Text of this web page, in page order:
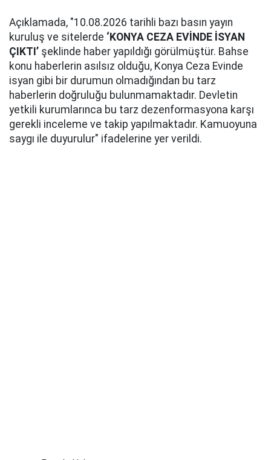
Açıklamada, "10.08.2026 tarihli bazı basın yayın
kuruluş ve sitelerde ‘KONYA CEZA EVİNDE İSYAN
ÇIKTI’ şeklinde haber yapıldığı görülmüştür. Bahse
konu haberlerin asılsız olduğu, Konya Ceza Evinde
isyan gibi bir durumun olmadığından bu tarz
haberlerin doğruluğu bulunmamaktadır. Devletin
yetkili kurumlarınca bu tarz dezenformasyona karşı
gerekli inceleme ve takip yapılmaktadır. Kamuoyuna
saygı ile duyurulur" ifadelerine yer verildi.